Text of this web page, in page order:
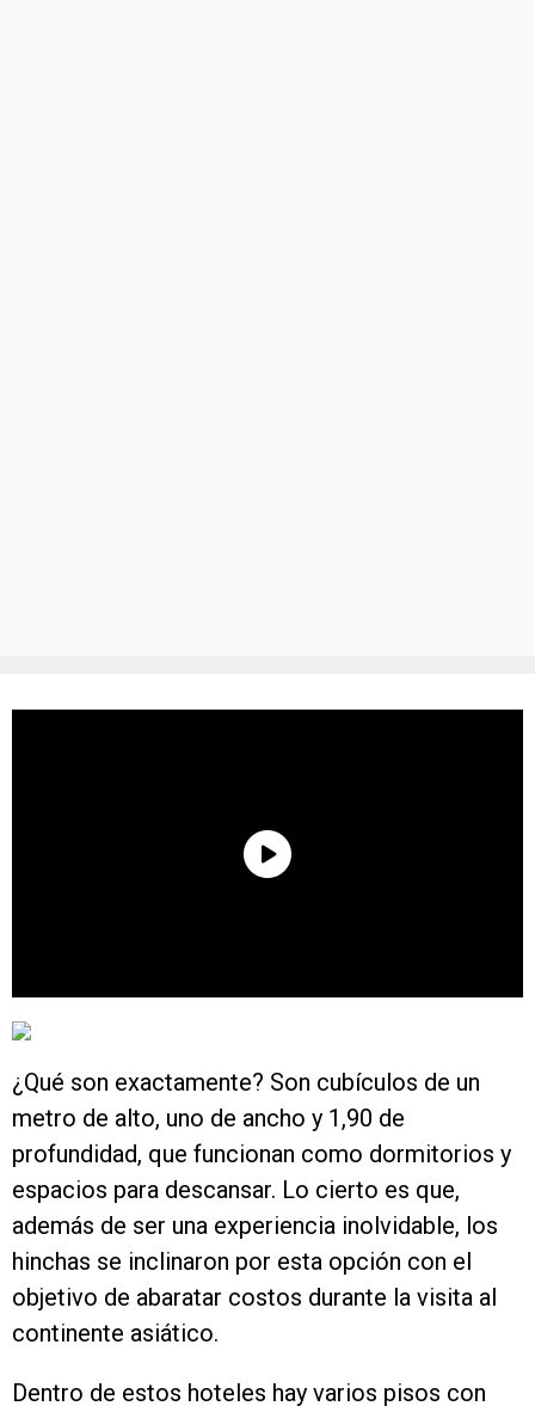
¿Qué son exactamente? Son cubículos de un
metro de alto, uno de ancho y 1,90 de
profundidad, que funcionan como dormitorios y
espacios para descansar. Lo cierto es que,
además de ser una experiencia inolvidable, los
hinchas se inclinaron por esta opción con el
objetivo de abaratar costos durante la visita al
continente asiático.
Dentro de estos hoteles hay varios pisos con